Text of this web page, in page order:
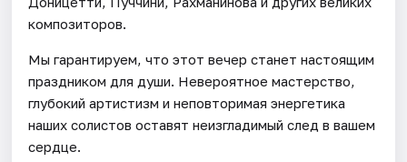
композиторов.
Мы гарантируем, что этот вечер станет настоящим
праздником для души. Невероятное мастерство,
глубокий артистизм и неповторимая энергетика
наших солистов оставят неизгладимый след в вашем
сердце.